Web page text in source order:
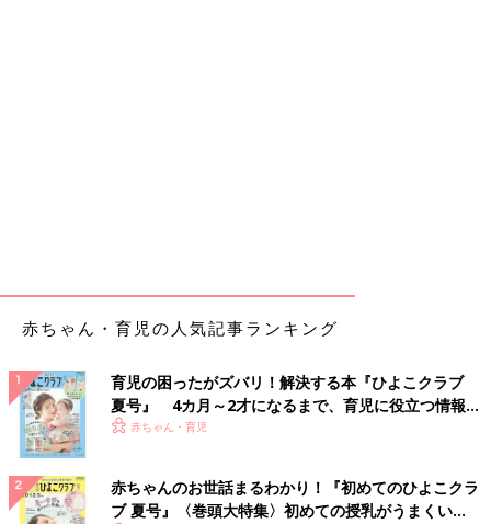
赤ちゃん・育児の人気記事ランキング
育児の困ったがズバリ！解決する本『ひよこクラブ
夏号』 4カ月～2才になるまで、育児に役立つ情報が
いっぱい！
赤ちゃん・育児
赤ちゃんのお世話まるわかり！『初めてのひよこクラ
ブ 夏号』〈巻頭大特集〉初めての授乳がうまくい